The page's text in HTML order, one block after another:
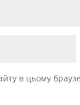
в цьому